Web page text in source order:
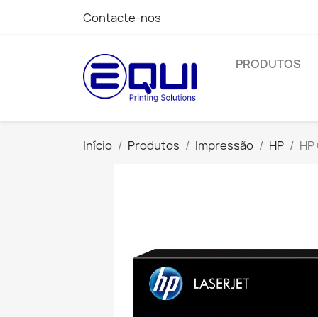
Contacte-nos
PRODUTOS
Início Produtos Impressão HP